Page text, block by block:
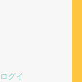
ログイ